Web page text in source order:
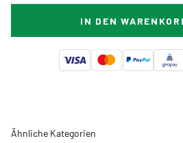
IN DEN
Ähnliche Kategorien